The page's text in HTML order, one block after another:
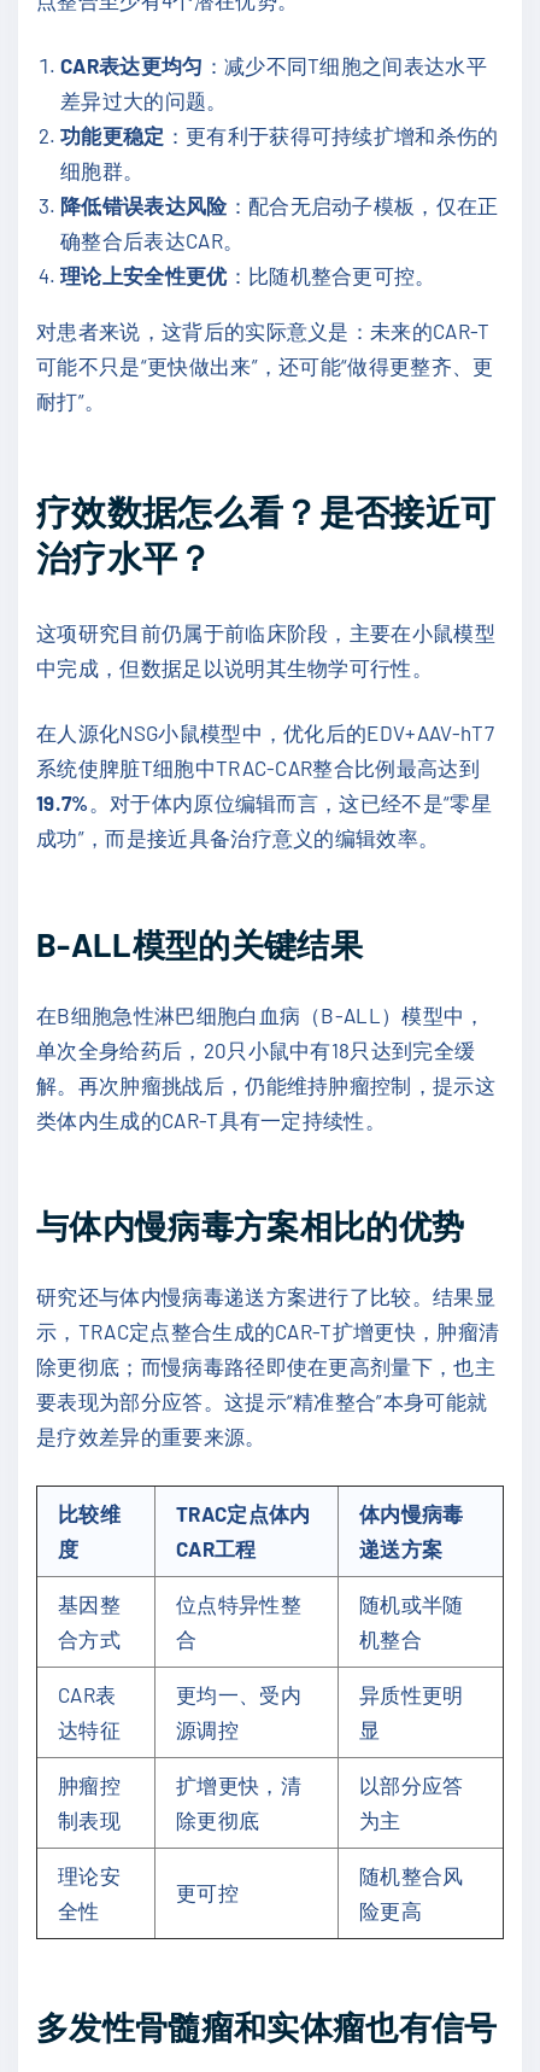
CAR表达更均匀 ：减少不同T细胞之间表达水平
差异过大的问题。
功能更稳定 ：更有利于获得可持续扩增和杀伤的
细胞群。
降低错误表达风险：配合无启动子模板，仅在正
确整合后表达CAR。
理论上安全性更优：比随机整合更可控。
对患者来说，这背后的实际意义是：未来的CAR-T
可能不只是“更快做出来”，还可能“做得更整齐、更
耐打”。
疗效数据怎么看？是否接近可
治疗水平？
这项研究目前仍属于前临床阶段，主要在小鼠模型
中完成，但数据足以说明其生物学可行性。
在人源化NSG小鼠模型中，优化后的EDV+AAV-hT7
系统使脾脏T细胞中TRAC-CAR整合比例最高达到
19.7% 。对于体内原位编辑而言，这已经不是“零星
成功”，而是接近具备治疗意义的编辑效率。
B-ALL模型的关键结果
在B细胞急性淋巴细胞白血病（B-ALL）模型中，
单次全身给药后，20只小鼠中有18只达到完全缓
解。再次肿瘤挑战后，仍能维持肿瘤控制，提示这
类体内生成的CAR-T具有一定持续性。
与体内慢病毒方案相比的优势
研究还与体内慢病毒递送方案进行了比较。结果显
示，TRAC定点整合生成的CAR-T扩增更快，肿瘤清
除更彻底；而慢病毒路径即使在更高剂量下，也主
要表现为部分应答。这提示“精准整合”本身可能就
是疗效差异的重要来源。
比较维
度
TRAC定点体内
CAR工程
体内慢病毒
递送方案
基因整
合方式
位点特异性整
合
随机或半随
机整合
CAR表
达特征
更均一、受内
源调控
异质性更明
显
肿瘤控
制表现
扩增更快，清
除更彻底
以部分应答
为主
理论安
全性
更可控
随机整合风
险更高
多发性骨髓瘤和实体瘤也有信号